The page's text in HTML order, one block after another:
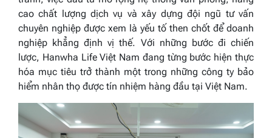
cao chất lượng dịch vụ và xây dựng đội ngũ tư vấn
chuyên nghiệp được xem là yếu tố then chốt để doanh
nghiệp khẳng định vị thế. Với những bước đi chiến
lược, Hanwha Life Việt Nam đang từng bước hiện thực
hóa mục tiêu trở thành một trong những công ty bảo
hiểm nhân thọ được tín nhiệm hàng đầu tại Việt Nam.